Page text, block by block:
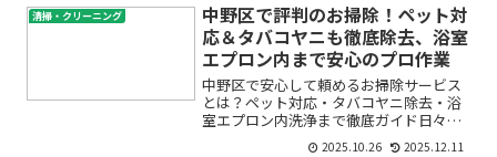
清掃・クリーニング
中野区で評判のお掃除！ペット対
応＆タバコヤニも徹底除去、浴室
エプロン内まで安心のプロ作業
中野区で安心して頼めるお掃除サービス
とは？ペット対応・タバコヤニ除去・浴
室エプロン内洗浄まで徹底ガイド日々の
暮らしの中で、ペットの毛やニオイ、タ
2025.10.26 2025.12.11